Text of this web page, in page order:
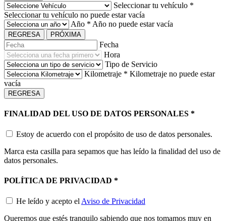
Seleccionar tu vehículo *
Seleccionar tu vehículo no puede estar vacía
Año * Año no puede estar vacía
REGRESA PRÓXIMA
Fecha
Hora
Tipo de Servicio
Kilometraje * Kilometraje no puede estar
vacía
REGRESA
FINALIDAD DEL USO DE DATOS PERSONALES *
Estoy de acuerdo con el propósito de uso de datos personales.
Marca esta casilla para sepamos que has leído la finalidad del uso de
datos personales.
POLÍTICA DE PRIVACIDAD *
He leído y acepto el Aviso de Privacidad
Queremos que estés tranquilo sabiendo que nos tomamos muy en